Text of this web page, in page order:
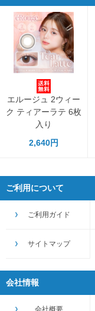
エルージュ 2ウィー
ク ティアーラテ 6枚
入り
2,640円
ご利用について
ご利用ガイド
サイトマップ
会社情報
会社概要